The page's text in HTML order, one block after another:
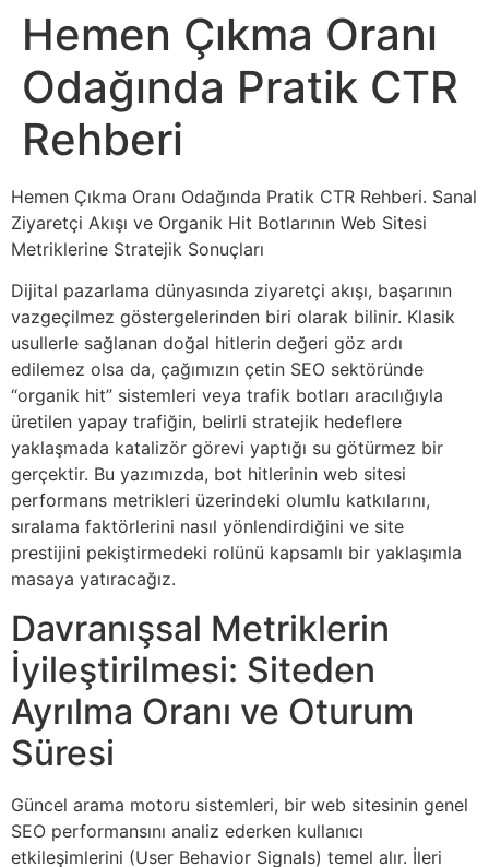
Hemen Çıkma Oranı
Odağında Pratik CTR
Rehberi
Hemen Çıkma Oranı Odağında Pratik CTR Rehberi. Sanal
Ziyaretçi Akışı ve Organik Hit Botlarının Web Sitesi
Metriklerine Stratejik Sonuçları
Dijital pazarlama dünyasında ziyaretçi akışı, başarının
vazgeçilmez göstergelerinden biri olarak bilinir. Klasik
usullerle sağlanan doğal hitlerin değeri göz ardı
edilemez olsa da, çağımızın çetin SEO sektöründe
“organik hit” sistemleri veya trafik botları aracılığıyla
üretilen yapay trafiğin, belirli stratejik hedeflere
yaklaşmada katalizör görevi yaptığı su götürmez bir
gerçektir. Bu yazımızda, bot hitlerinin web sitesi
performans metrikleri üzerindeki olumlu katkılarını,
sıralama faktörlerini nasıl yönlendirdiğini ve site
prestijini pekiştirmedeki rolünü kapsamlı bir yaklaşımla
masaya yatıracağız.
Davranışsal Metriklerin
İyileştirilmesi: Siteden
Ayrılma Oranı ve Oturum
Süresi
Güncel arama motoru sistemleri, bir web sitesinin genel
SEO performansını analiz ederken kullanıcı
etkileşimlerini (User Behavior Signals) temel alır. İleri